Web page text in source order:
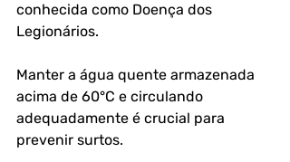
conhecida como Doença dos
Legionários.
Manter a água quente armazenada
acima de 60°C e circulando
adequadamente é crucial para
prevenir surtos.